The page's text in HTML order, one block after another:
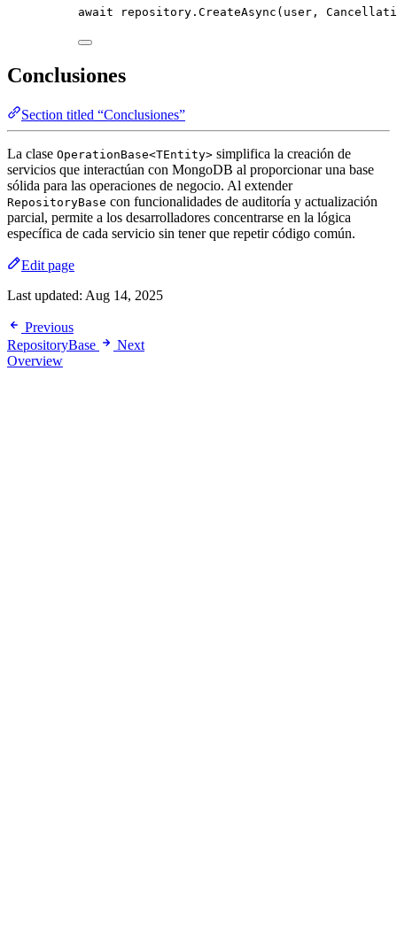
await
repository . CreateAsync (user,
Conclusiones
Section titled “Conclusiones”
La clase OperationBase<TEntity> simplifica la creación de
servicios que interactúan con MongoDB al proporcionar una base
sólida para las operaciones de negocio. Al extender
RepositoryBase con funcionalidades de auditoría y actualización
parcial, permite a los desarrolladores concentrarse en la lógica
específica de cada servicio sin tener que repetir código común.
Edit page
Last updated: Aug 14, 2025
Previous
RepositoryBase
Next
Overview